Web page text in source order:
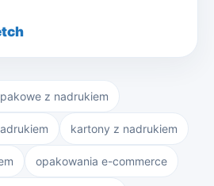
z nadrukiem
kartony z nadrukiem
opakowania e-commerce